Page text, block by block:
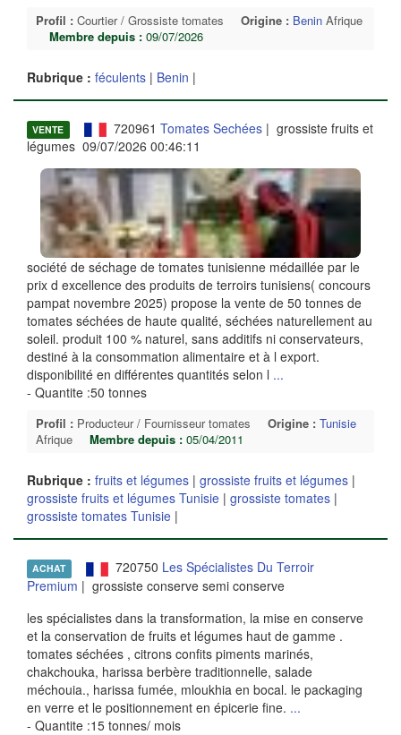
Profil : Courtier / Grossiste tomates Origine : Benin Afrique
Membre depuis : 09/07/2026
Rubrique : féculents | Benin |
VENTE 720961 Tomates Sechées| grossiste fruits et
légumes 09/07/2026 00:46:11
société de séchage de tomates tunisienne médaillée par le
prix d excellence des produits de terroirs tunisiens( concours
pampat novembre 2025) propose la vente de 50 tonnes de
tomates séchées de haute qualité, séchées naturellement au
soleil. produit 100 % naturel, sans additifs ni conservateurs,
destiné à la consommation alimentaire et à l export.
disponibilité en différentes quantités selon l ...
- Quantite :50 tonnes
Profil : Producteur / Fournisseur tomates Origine : Tunisie
Afrique
Membre depuis : 05/04/2011
Rubrique : fruits et légumes | grossiste fruits et légumes |
grossiste fruits et légumes Tunisie | grossiste tomates |
grossiste tomates Tunisie |
ACHAT 720750 Les Spécialistes Du Terroir
Premium | grossiste conserve semi conserve
les spécialistes dans la transformation, la mise en conserve
et la conservation de fruits et légumes haut de gamme .
tomates séchées , citrons confits piments marinés,
chakchouka, harissa berbère traditionnelle, salade
méchouia., harissa fumée, mloukhia en bocal. le packaging
en verre et le positionnement en épicerie fine. ...
- Quantite :15 tonnes/ mois